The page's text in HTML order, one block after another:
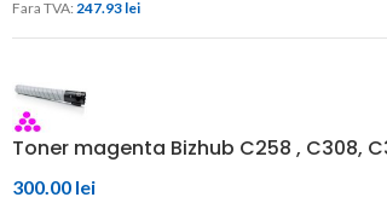
Fara TVA: 247.93 lei
Toner magenta Bizhub C258 , C308,
300.00 lei